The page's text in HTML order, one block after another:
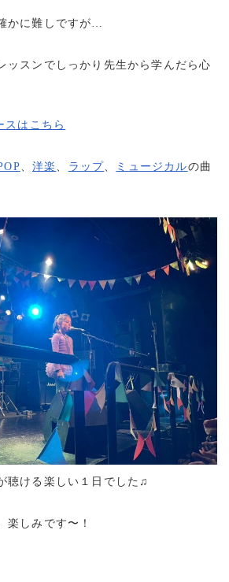
かに難しですが…
ッスンでしっかり先生から学んだら心
スはこちら
、洋楽 、 ラップ、 ミュージカルの曲
聴ける楽しい１日でした♫
楽しみです〜！